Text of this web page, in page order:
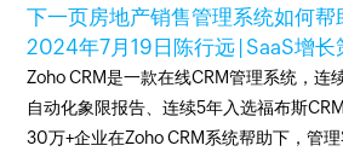
下一页房地产销售管理系统如何
2024年7月19日 陈行远 | SaaS增
Zoho CRM是一款在线CRM管理系统，连
自动化象限报告、连续5年入选福布斯
30万+企业在Zoho CRM系统帮助下，管